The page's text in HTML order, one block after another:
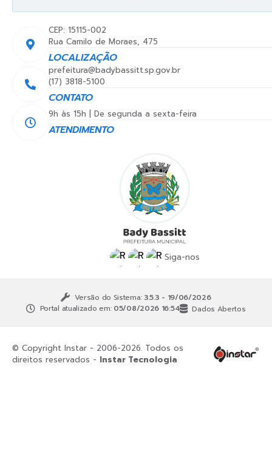
Siga-nos
LOCALIZAÇÃO
Rua Camilo de Moraes, 475
CEP: 15115-002
CONTATO
(17) 3818-5100
prefeitura@badybassitt.sp.gov.br
ATENDIMENTO
9h às 15h | De segunda a sexta-feira
Versão do Sistema: 3.5.3 - 19/06/2026
Portal atualizado em: 05/08/2026 16:54 Dados Abertos
© Copyright Instar - 2006-2026. Todos os
direitos reservados - Instar Tecnologia